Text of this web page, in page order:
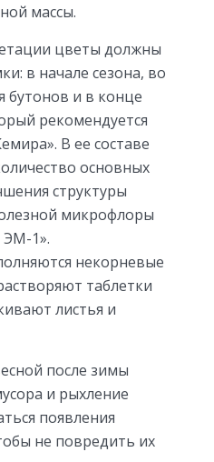
массы.
цветы должны
в начале сезона, во
бутонов и в конце
рекомендуется
В ее составе
основных
структуры
микрофлоры
ЭМ-1».
некорневые
таблетки
листья и
после зимы
и рыхление
появления
не повредить их